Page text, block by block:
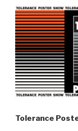
–
The
and
Tolerance